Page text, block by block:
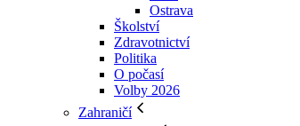
Ostrava
Školství
Zdravotnictví
Politika
O počasí
Volby 2026
Zahraničí